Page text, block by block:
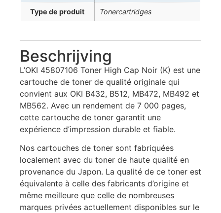
Type de produit Tonercartridges
Beschrijving
L’OKI 45807106 Toner High Cap Noir (K) est une
cartouche de toner de qualité originale qui
convient aux OKI B432, B512, MB472, MB492 et
MB562. Avec un rendement de 7 000 pages,
cette cartouche de toner garantit une
expérience d’impression durable et fiable.
Nos cartouches de toner sont fabriquées
localement avec du toner de haute qualité en
provenance du Japon. La qualité de ce toner est
équivalente à celle des fabricants d’origine et
même meilleure que celle de nombreuses
marques privées actuellement disponibles sur le